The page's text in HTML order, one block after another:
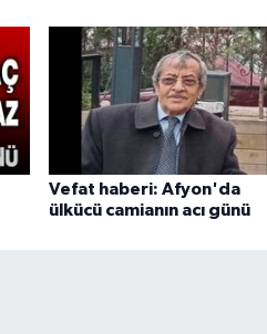
Vefat haberi: Afyon'da
ülkücü camianın acı günü